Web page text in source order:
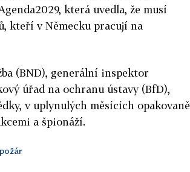
která uvedla, že musí
kteří v Německu pracují na
(BND), generální inspektor
úřad na ochranu ústavy (BfD),
v uplynulých měsících opakovaně
a špionáží.